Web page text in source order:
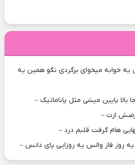
خوابه میخوای برگردی نگو همین یه
پایین میشی مثل پاناماتیک –
ازت –
هام گرفت قلبم درد –
روز فاز والس یه روزایی پای دانس –